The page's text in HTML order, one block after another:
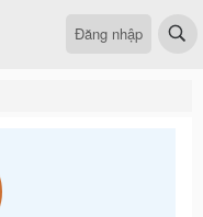
Đăng nhập